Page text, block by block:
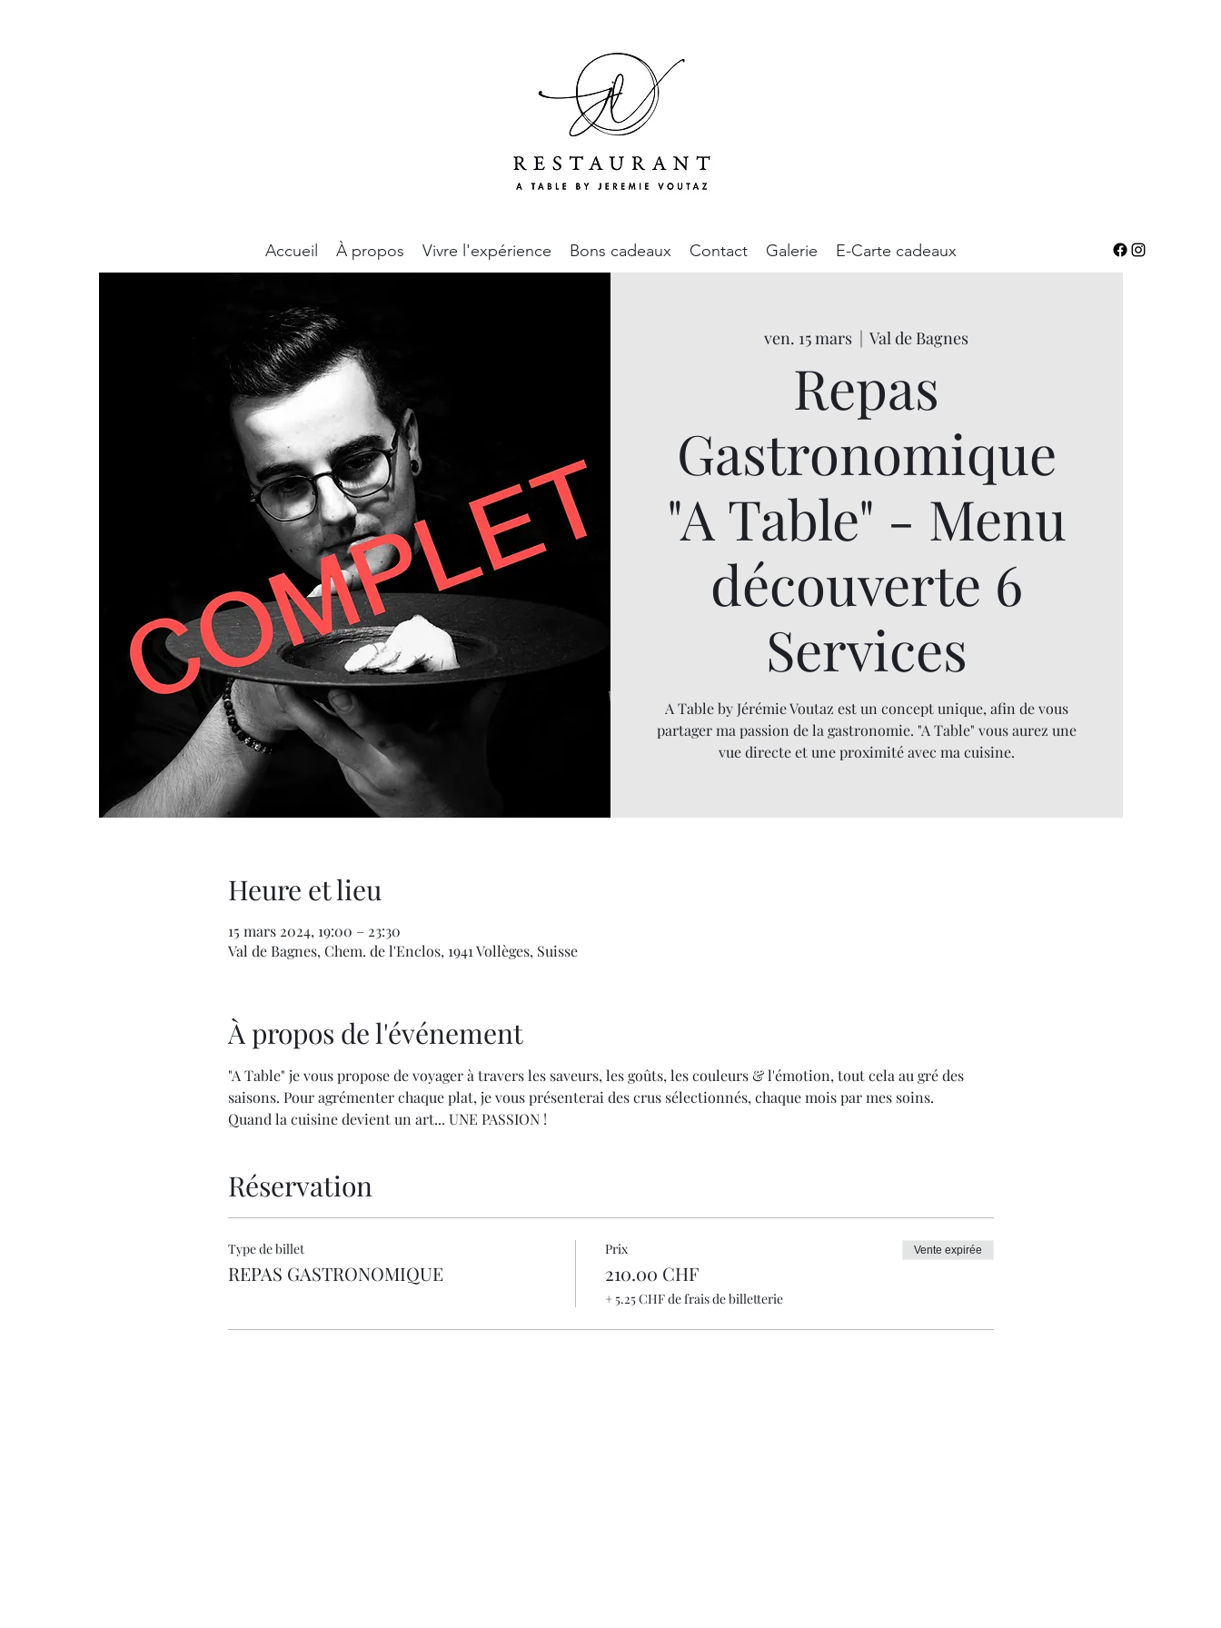
Accueil À propos Vivre l'expérience Bons cadeaux Contact Galerie E-Carte cadeaux
ven. 15 mars
  |
Val de Bagnes
Repas
Gastronomique
"A Table" - Menu
découverte 6
Services
A Table by Jérémie Voutaz est un concept unique, afin de vous
partager ma passion de la gastronomie. "A Table" vous aurez une
vue directe et une proximité avec ma cuisine.
Heure et lieu
15 mars 2024, 19:00 – 23:30
Val de Bagnes, Chem. de l'Enclos, 1941 Vollèges, Suisse
À propos de l'événement
"A Table" je vous propose de voyager à travers les saveurs, les goûts, les couleurs & l'émotion, tout cela au gré des
saisons. Pour agrémenter chaque plat, je vous présenterai des crus sélectionnés, chaque mois par mes soins.
Quand la cuisine devient un art... UNE PASSION !
Réservation
Type de billet
REPAS GASTRONOMIQUE
Prix
210.00 CHF
+ 5.25 CHF de frais de billetterie
Vente expirée